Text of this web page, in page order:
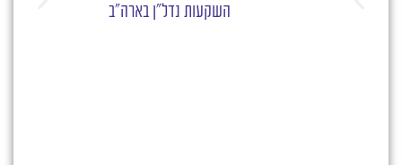
השקעות נדל"ן בארה"ב